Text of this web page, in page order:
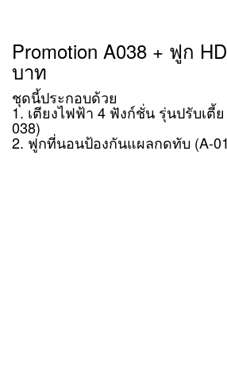
Promotion A038 + ฟูก
บาท
ชุดนี้ประกอบด้วย
1. เตียงไฟฟ้า 4 ฟังก์ชั่น รุ่นปรับเตี้
038)
2. ฟูกที่นอนป้องกันแผลกดทับ (A-